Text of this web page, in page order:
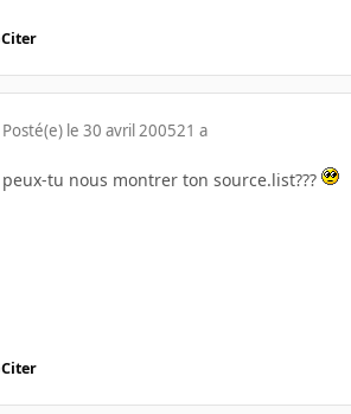
Citer
Posté(e) le 30 avril 200521 a
peux-tu nous montrer ton source.list???
Citer